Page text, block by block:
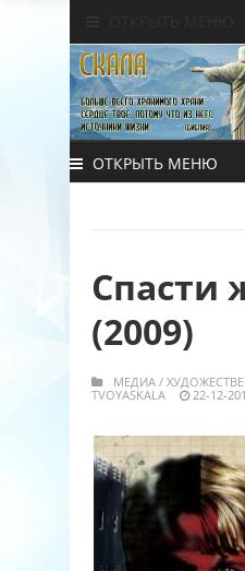
ОТКРЫТЬ МЕНЮ
Спасти
(2009)
МЕДИА /
TVOYASKALA
22-12-